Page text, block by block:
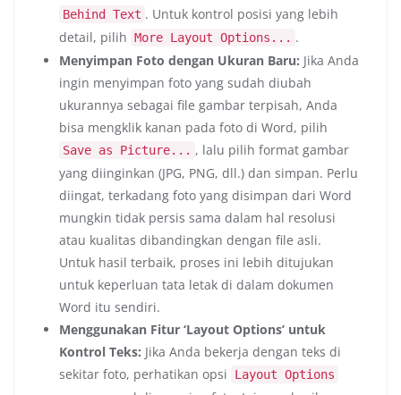
Behind Text . Untuk kontrol posisi yang lebih
detail, pilih More Layout Options... .
Menyimpan Foto dengan Ukuran Baru: Jika Anda
ingin menyimpan foto yang sudah diubah
ukurannya sebagai file gambar terpisah, Anda
bisa mengklik kanan pada foto di Word, pilih
Save as Picture... , lalu pilih format gambar
yang diinginkan (JPG, PNG, dll.) dan simpan. Perlu
diingat, terkadang foto yang disimpan dari Word
mungkin tidak persis sama dalam hal resolusi
atau kualitas dibandingkan dengan file asli.
Untuk hasil terbaik, proses ini lebih ditujukan
untuk keperluan tata letak di dalam dokumen
Word itu sendiri.
Menggunakan Fitur ‘Layout Options’ untuk
Kontrol Teks: Jika Anda bekerja dengan teks di
sekitar foto, perhatikan opsi
Layout Options